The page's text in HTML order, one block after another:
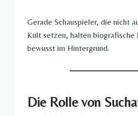
Gerade Schauspieler, die nicht
Kult setzen, halten biografische
bewusst im Hintergrund.
Die Rolle von